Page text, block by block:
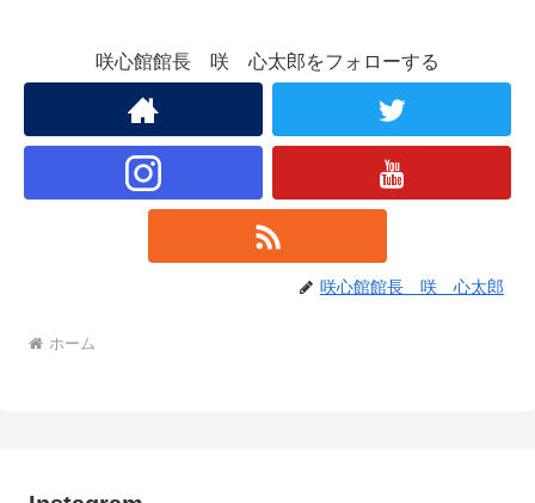
咲心館館長 咲 心太郎をフォローする
咲心館館長 咲 心太郎
ホーム